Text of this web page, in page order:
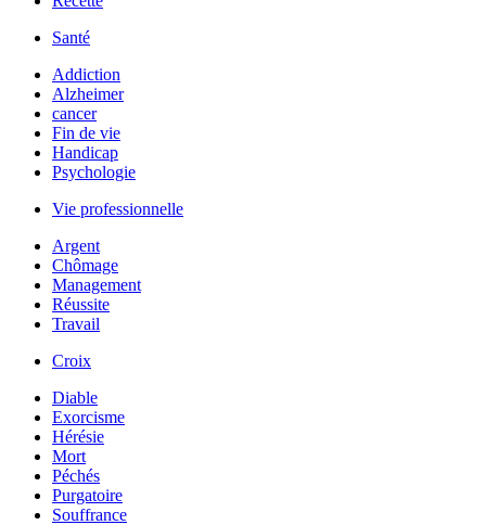
Santé
Addiction
Alzheimer
cancer
Fin de vie
Handicap
Psychologie
Vie professionnelle
Argent
Chômage
Management
Réussite
Travail
Croix
Diable
Exorcisme
Hérésie
Mort
Péchés
Purgatoire
Souffrance